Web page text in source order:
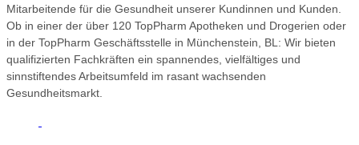
Mitarbeitende für die Gesundheit unserer Kundinnen und Kunden.
Ob in einer der über 120 TopPharm Apotheken und Drogerien oder
in der TopPharm Geschäftsstelle in Münchenstein, BL: Wir bieten
qualifizierten Fachkräften ein spannendes, vielfältiges und
sinnstiftendes Arbeitsumfeld im rasant wachsenden
Gesundheitsmarkt.